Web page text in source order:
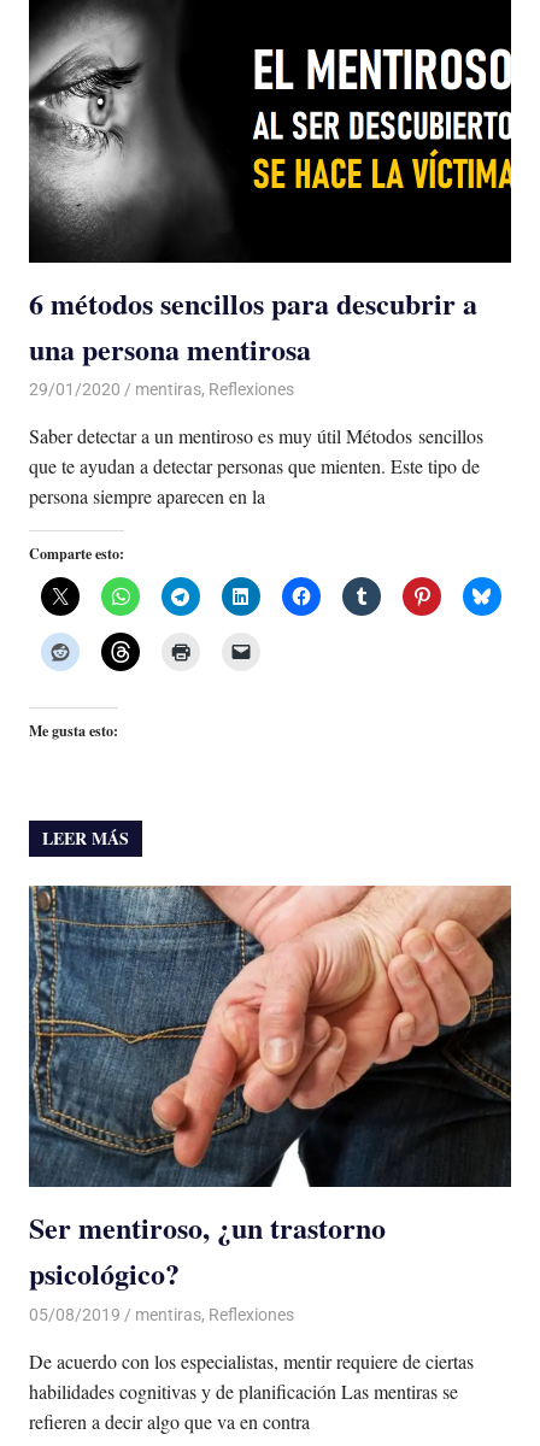
6 métodos sencillos para descubrir a
una persona mentirosa
29/01/2020 De todo un Poco
mentiras, Reflexiones
Saber detectar a un mentiroso es muy útil Métodos sencillos
que te ayudan a detectar personas que mienten. Este tipo de
persona siempre aparecen en la
Comparte esto:
Me gusta esto:
LEER MÁS
Ser mentiroso, ¿un trastorno
psicológico?
05/08/2019 De todo un Poco
mentiras, Reflexiones
De acuerdo con los especialistas, mentir requiere de ciertas
habilidades cognitivas y de planificación Las mentiras se
refieren a decir algo que va en contra